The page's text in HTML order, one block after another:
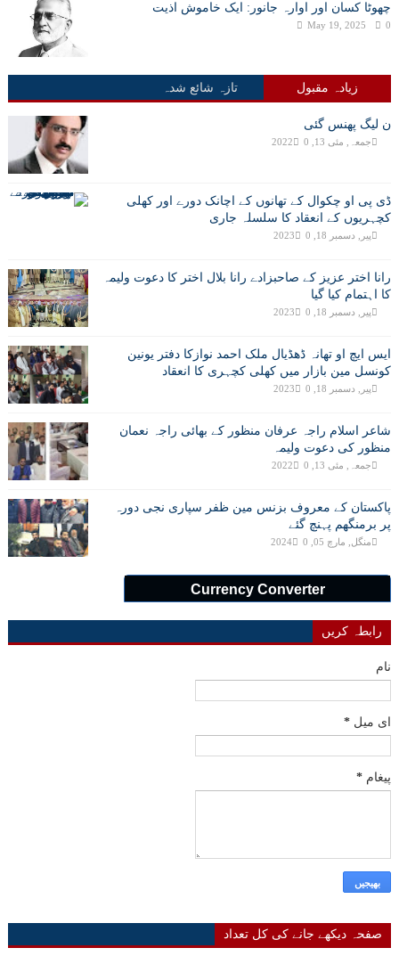
چھوٹا کسان اور اوارہ جانور: ایک خاموش اذیت
May 19, 2025 0
زیادہ مقبول تازہ شائع شدہ
ن لیگ پھنس گئی
جمعہ, مئی 13, 2022 0
ڈی پی او چکوال کے تھانوں کے اچانک دورے اور کھلی
کچہریوں کے انعقاد کا سلسلہ جاری
پیر, دسمبر 18, 2023 0
رانا اختر عزیز کے صاحبزادے رانا بلال اختر کا دعوت ولیمہ
کا اہتمام کیا گیا
پیر, دسمبر 18, 2023 0
ایس ایچ او تھانہ ڈھڈیال ملک احمد نوازکا دفتر یونین
کونسل مین بازار میں کھلی کچہری کا انعقاد
پیر, دسمبر 18, 2023 0
شاعر اسلام راجہ عرفان منظور کے بھائی راجہ نعمان
منظور کی دعوت ولیمہ
جمعہ, مئی 13, 2022 0
پاکستان کے معروف بزنس مین ظفر سپاری نجی دورہ
پر برمنگھم پہنچ گئے
منگل, مارچ 05, 2024 0
Currency Converter
رابطہ کریں
نام
ای میل *
پیغام *
صفحہ دیکھے جانے کی کل تعداد